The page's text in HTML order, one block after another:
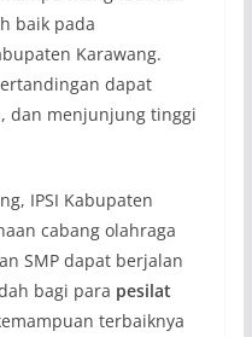
baik pada
Karawang.
dapat
dan menjunjung tinggi
IPSI Kabupaten
cabang olahraga
SMP dapat berjalan
bagi para pesilat
terbaiknya